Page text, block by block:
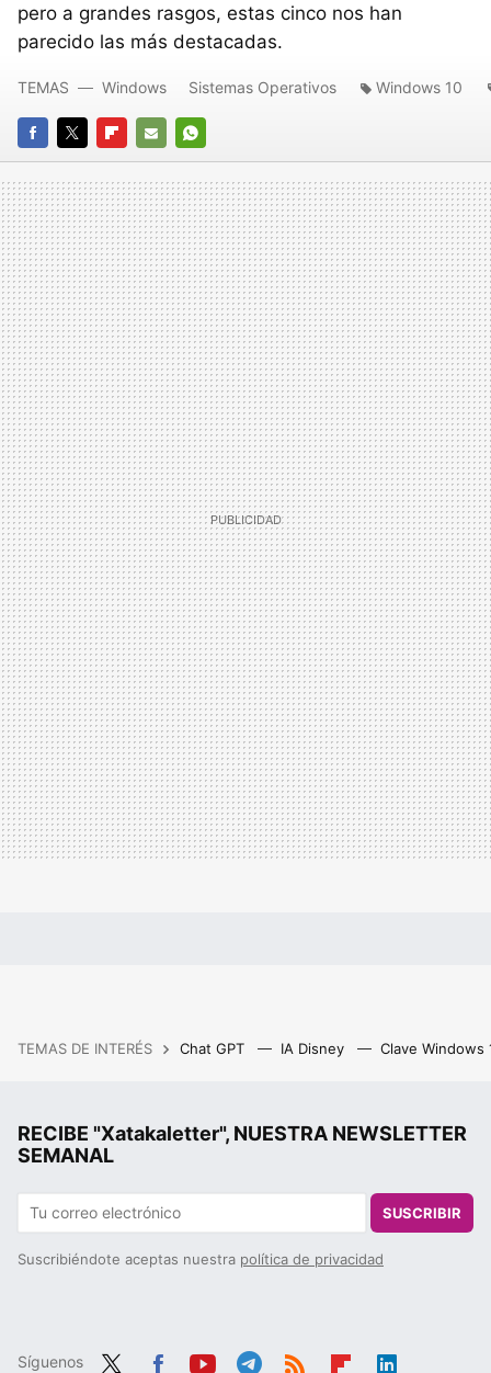
pero a grandes rasgos, estas cinco nos han
parecido las más destacadas.
FACEBOOK
TWITTERFLIPBOARD
E-
MAIL
WHATSAPP
TEMAS Windows Sistemas Operativos Windows 10
TEMAS DE INTERÉS Chat GPT IA Disney Clave Windows
RECIBE "Xatakaletter", NUESTRA NEWSLETTER
SEMANAL
SUSCRIBIR
Suscribiéndote aceptas nuestra política de privacidad
Síguenos